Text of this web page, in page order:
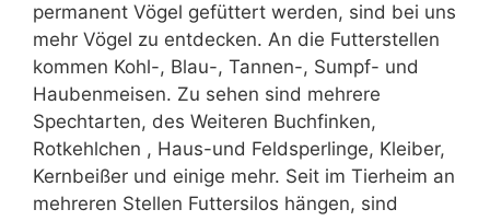
permanent Vögel gefüttert werden, sind bei uns
mehr Vögel zu entdecken. An die Futterstellen
kommen Kohl-, Blau-, Tannen-, Sumpf- und
Haubenmeisen. Zu sehen sind mehrere
Spechtarten, des Weiteren Buchfinken,
Rotkehlchen , Haus-und Feldsperlinge, Kleiber,
Kernbeißer und einige mehr. Seit im Tierheim an
mehreren Stellen Futtersilos hängen, sind